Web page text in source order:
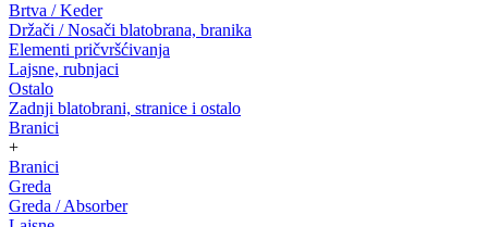
Brtva / Keder
Držači / Nosači blatobrana, branika
Elementi pričvršćivanja
Lajsne, rubnjaci
Ostalo
Zadnji blatobrani, stranice i ostalo
Branici
+
Branici
Greda
Greda / Absorber